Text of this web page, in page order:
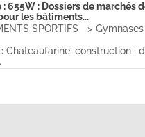
: 655W : Dossiers de marchés
les bâtiments...
SPORTIFS
Gymnases
Chateaufarine, construction :